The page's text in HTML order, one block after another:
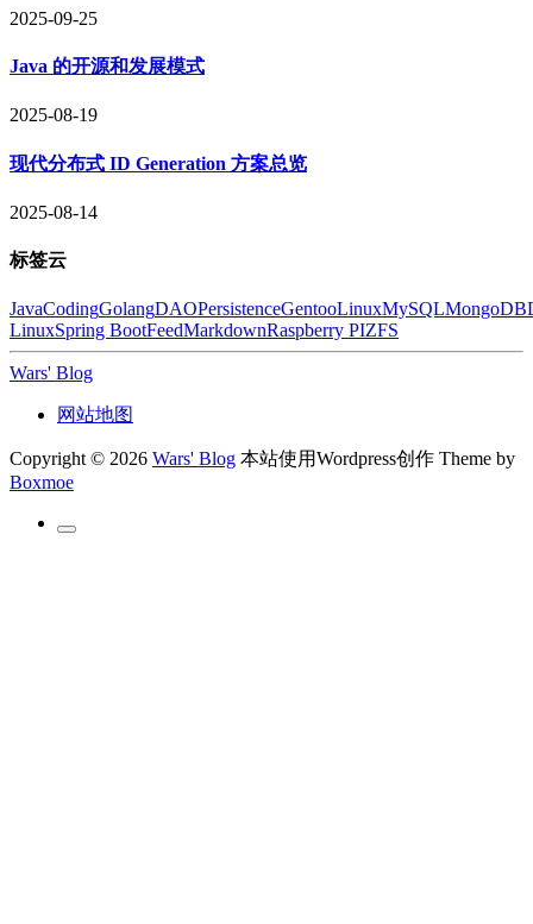
2025-09-25
Java 的开源和发展模式
2025-08-19
现代分布式 ID Generation 方案总览
2025-08-14
标签云
JavaCodingGolangDAOPersistenceGentooLinuxMySQLMongoDB
LinuxSpring BootFeedMarkdownRaspberry PIZFS
Wars' Blog
网站地图
Copyright © 2026 Wars' Blog 本站使用Wordpress创作 Theme by
Boxmoe